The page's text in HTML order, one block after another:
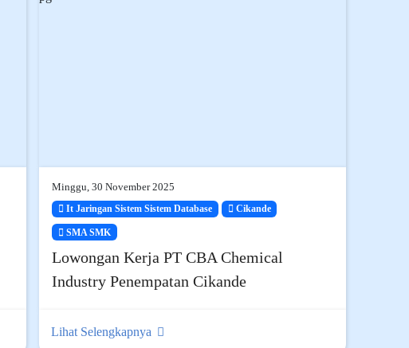
Minggu, 30 November 2025
It Jaringan Sistem Sistem Database Cikande
SMA SMK
Lowongan Kerja PT CBA Chemical
Industry Penempatan Cikande
Lihat Selengkapnya